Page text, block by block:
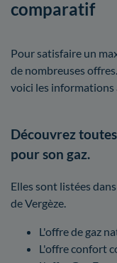
comparatif
Pour satisfaire un
de nombreuses
voici les informations
Découvrez
pour son gaz.
Elles sont listées
de Vergèze.
L'offre de gaz
L'offre confort